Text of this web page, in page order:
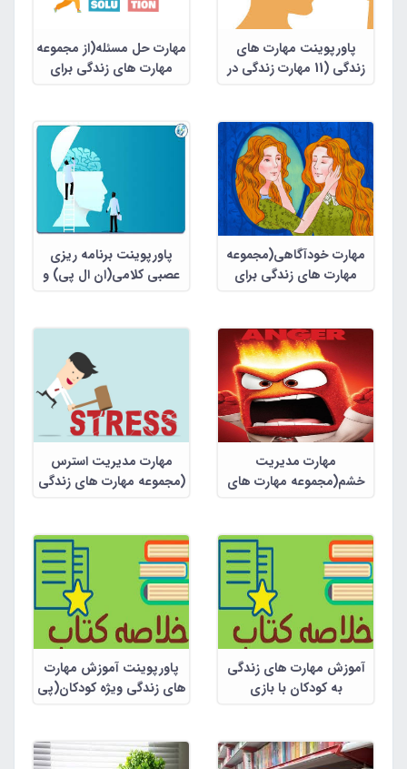
پاورپوینت مهارت های
زندگی (11 مهارت زندگی در
مهارت حل مسئله(از مجموعه
مهارت های زندگی برای
مهارت خودآگاهی(مجموعه
مهارت های زندگی برای
پاورپوینت برنامه ریزی
عصبی کلامی(ان ال پی) و
مهارت مدیریت
خشم(مجموعه مهارت های
مهارت مدیریت استرس
(مجموعه مهارت های زندگی
آموزش مهارت های زندگی
به کودکان با بازی
پاورپوینت آموزش مهارت
های زندگی ویژه کودکان(پی